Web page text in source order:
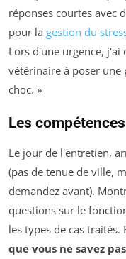
réponses courtes avec
pour la gestion du
Lors d'une urgence,
vétérinaire à poser
choc. »
Les
Le jour de l'entretien,
(pas de tenue de ville,
demandez avant).
questions sur le
les types de cas traités.
que vous ne savez